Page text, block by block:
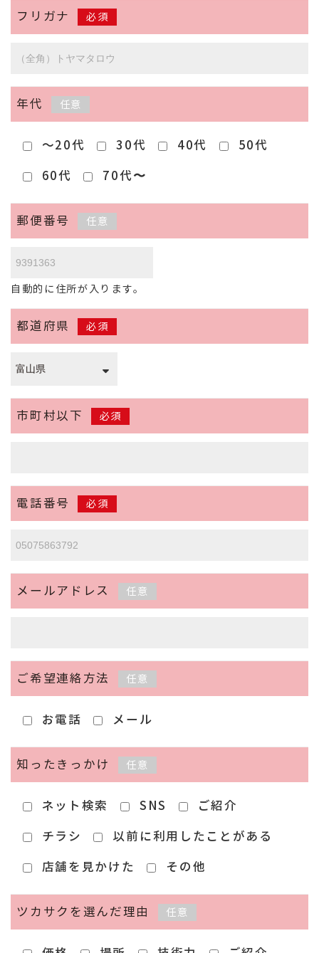
フリガナ 必須
年代 任意
～20代 30代 40代
50代
60代
70代〜
郵便番号 任意
自動的に住所が入ります。
都道府県 必須
市町村以下 必須
電話番号 必須
メールアドレス 任意
ご希望連絡方法 任意
お電話 メール
知ったきっかけ 任意
ネット検索 SNS
ご紹介
チラシ
以前に利用したことがある
店舗を見かけた
その他
ツカサクを選んだ理由 任意